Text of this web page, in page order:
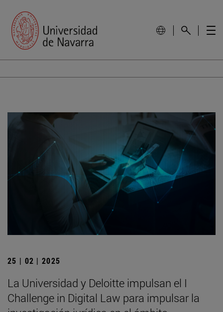
25 | 02 | 2025
La Universidad y Deloitte impulsan el I
Challenge in Digital Law para impulsar la